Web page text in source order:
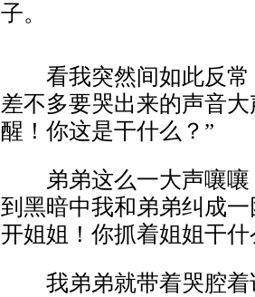
子。
看我突然间如此反
差不多要哭出来的声音
醒！你这是干什么？”
弟弟这么一大声嚷
到黑暗中我和弟弟纠成
开姐姐！你抓着姐姐干什
我弟弟就带着哭腔